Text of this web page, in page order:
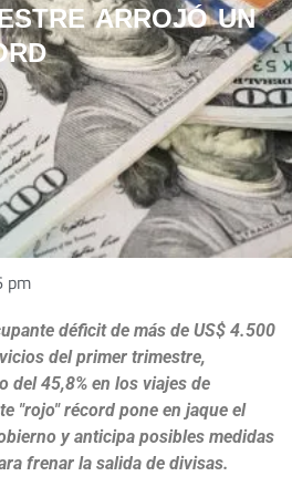
ARROJÓ UN
pm
déficit de más de US$ 4.500
del primer trimestre,
del 45,8% en los viajes de
"rojo" récord pone en jaque el
y anticipa posibles medidas
frenar la salida de divisas.